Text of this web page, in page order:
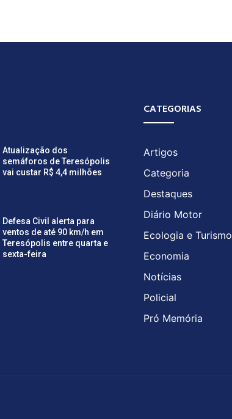
Atualização dos
semáforos de Teresópolis
vai custar R$ 4,4 milhões
Defesa Civil alerta para
ventos de até 90 km/h em
Teresópolis entre quarta e
sexta-feira
CATEGORIAS
Artigos
Categoria
Destaques
Diário Motor
Ecologia e Turismo
Economia
Notícias
Policial
Pró Memória